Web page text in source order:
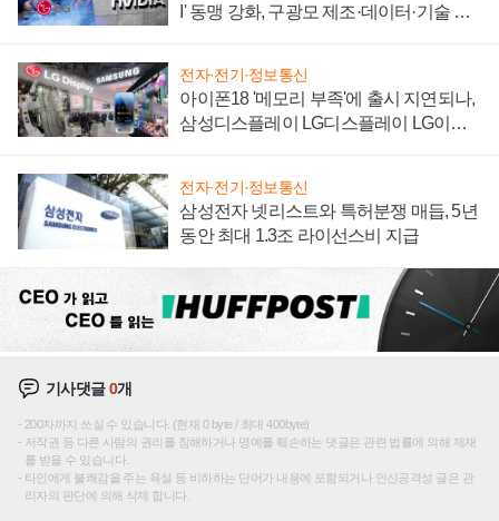
I' 동맹 강화, 구광모 제조·데이터·기술 결
전자·전기·정보통신
아이폰18 '메모리 부족'에 출시 지연되나,
삼성디스플레이 LG디스플레이 LG이노
전자·전기·정보통신
삼성전자 넷리스트와 특허분쟁 매듭, 5년
동안 최대 1.3조 라이선스비 지급
기사댓글0개
200자까지 쓰실 수 있습니다. (현재 0 byte / 최대 400byte)
저작권 등 다른 사람의 권리를 침해하거나 명예를 훼손하는 댓글은 관련 법률에 의해 제재
를 받을 수 있습니다.
타인에게 불쾌감을 주는 욕설 등 비하하는 단어가 내용에 포함되거나 인신공격성 글은 관
리자의 판단에 의해 삭제 합니다.